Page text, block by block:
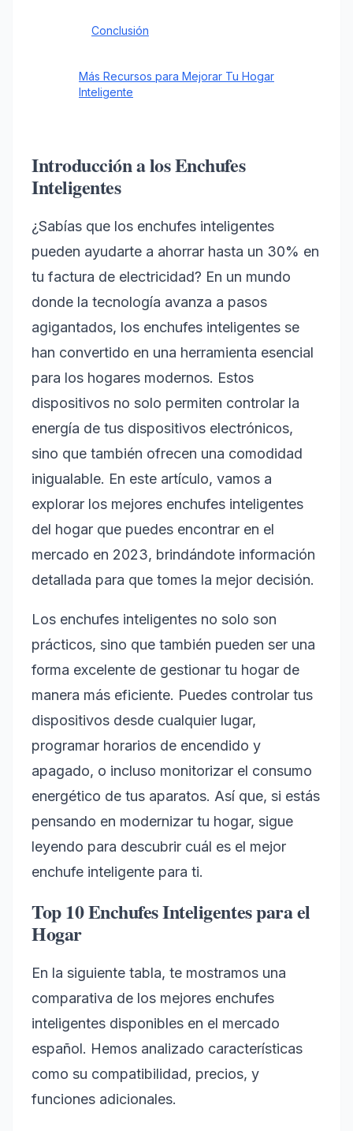
Conclusión
Más Recursos para Mejorar Tu Hogar
Inteligente
Introducción a los Enchufes
Inteligentes
¿Sabías que los enchufes inteligentes
pueden ayudarte a ahorrar hasta un 30% en
tu factura de electricidad? En un mundo
donde la tecnología avanza a pasos
agigantados, los enchufes inteligentes se
han convertido en una herramienta esencial
para los hogares modernos. Estos
dispositivos no solo permiten controlar la
energía de tus dispositivos electrónicos,
sino que también ofrecen una comodidad
inigualable. En este artículo, vamos a
explorar los mejores enchufes inteligentes
del hogar que puedes encontrar en el
mercado en 2023, brindándote información
detallada para que tomes la mejor decisión.
Los enchufes inteligentes no solo son
prácticos, sino que también pueden ser una
forma excelente de gestionar tu hogar de
manera más eficiente. Puedes controlar tus
dispositivos desde cualquier lugar,
programar horarios de encendido y
apagado, o incluso monitorizar el consumo
energético de tus aparatos. Así que, si estás
pensando en modernizar tu hogar, sigue
leyendo para descubrir cuál es el mejor
enchufe inteligente para ti.
Top 10 Enchufes Inteligentes para el
Hogar
En la siguiente tabla, te mostramos una
comparativa de los mejores enchufes
inteligentes disponibles en el mercado
español. Hemos analizado características
como su compatibilidad, precios, y
funciones adicionales.